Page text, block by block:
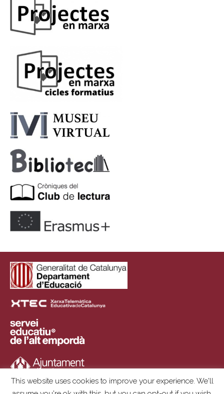
This website uses cookies to improve your experience. We'll